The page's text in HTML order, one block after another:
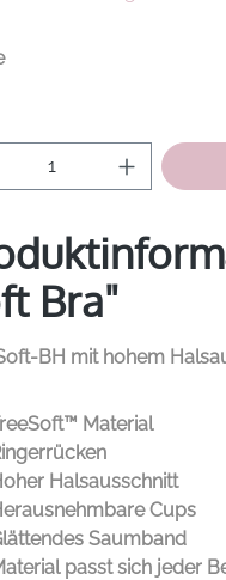
auswählen
Anzahl:
Bra"
BH mit hohem
Material
Halsausschnitt
Cups
Saumband
passt sich jeder